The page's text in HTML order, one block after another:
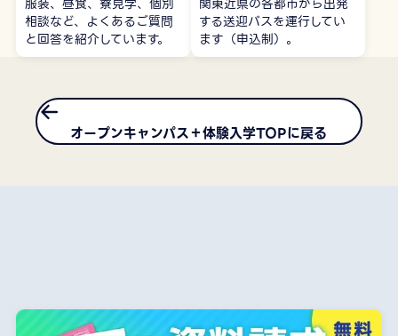
相談など、よくあるご質問
と回答を紹介しています。
する送迎バスを運行してい
ます（申込制）。
オープンキャンパス＋体験入学TOPに戻る